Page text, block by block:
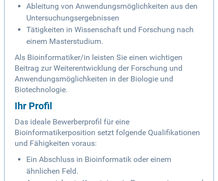
Ableitung von Anwendungsmöglichkeiten aus den
Untersuchungsergebnissen
Tätigkeiten in Wissenschaft und Forschung nach
einem Masterstudium.
Als Bioinformatiker/in leisten Sie einen wichtigen
Beitrag zur Weiterentwicklung der Forschung und
Anwendungsmöglichkeiten in der Biologie und
Biotechnologie.
Ihr Profil
Das ideale Bewerberprofil für eine
Bioinformatikerposition setzt folgende Qualifikationen
und Fähigkeiten voraus:
Ein Abschluss in Bioinformatik oder einem
ähnlichen Feld.